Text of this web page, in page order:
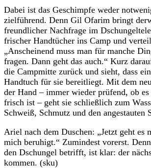
Dabei ist das Geschimpfe weder
zielführend. Denn Gil Ofarim bringt
freundlicher Nachfrage im
frischer Handtücher ins Camp und
„Anscheinend muss man für manche
fragen. Dann geht das auch.“ Kurz
die Campmitte zurück und sieht, dass
Handtuch für sie bereitliegt. Mit dem
der Hand – immer wieder prüfend, ob
frisch ist – geht sie schließlich zum
Schweiß, Schmutz und den angestauten
Ariel nach dem Duschen: „Jetzt geht es
mich beruhigt.“ Zumindest vorerst.
den Dschungel betrifft, ist klar: der
kommen. (sku)